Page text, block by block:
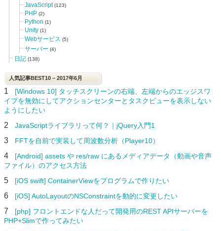
JavaScript(123)
PHP (2)
Python (1)
Unity (1)
Webサービス (5)
サーバー (4)
日記 (138)
人気記事BEST10 – 2017年6月
1
[Windows 10] タッチスクリーンの右端、左端からのエッジスワ
イプを無効にしてアクションセンターとタスクビューを表示しない
ようにしたい
2 JavaScriptライブラリって何？｜jQuery入門1
3 FFTを自前で実装して周波数分析（Player10）
4
[Android] assets や res/raw にあるメディアデータ（動画や音声
ファイル）のアクセス方法
5 [iOS swift] ContainerViewをプログラムで作りたい
6 [iOS] AutoLayoutのNSConstraintを動的に変更したい
7
[php] フロントエンドな人だって開発用のREST APIサーバーを
PHP+Slimで作ってみたい